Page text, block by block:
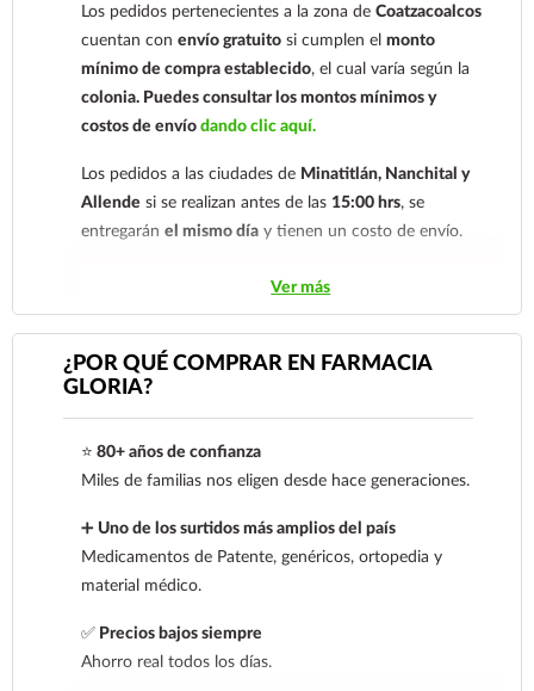
nuestro
921 261 8491
Los pedidos pertenecientes a la zona deCoatzacoalcos
cuentan conenvío gratuito si cumplen elmonto
mínimo de compra establecido, el cual varía según la
colonia. Puedes consultar los montos mínimos y
costos de envíodando clic aquí.
Los pedidos a las ciudades de Minatitlán, Nanchital y
Allende si se realizan antes de las 15:00 hrs, se
entregaránel mismo día y tienen un costo de envío.
Los pedidos de otras localidades se envían mediante
.Sólo hacemos envíos en el territorio
nacional.
económica.En la tarifa nacional al día siguiente, los
pedidos deben realizarseantes de las 14:00 hrs.El
tiempo de entrega de la tarifa económica es de
días.
En losproductos refrigerados siempre se debe
seleccionar la tarifa nacional día siguiente
productos de cadena de frío. Todos los productos se
Ver más
¿POR QUÉ COMPRAR EN FARMACIA
GLORIA?
⭐ 80+ años de confianza
Miles de familias nos eligen desde hace generaciones.
➕ Uno de los surtidos más amplios del país
Medicamentos de Patente, genéricos, ortopedia y
material médico.
✅ Precios bajos siempre
Ahorro real todos los días.